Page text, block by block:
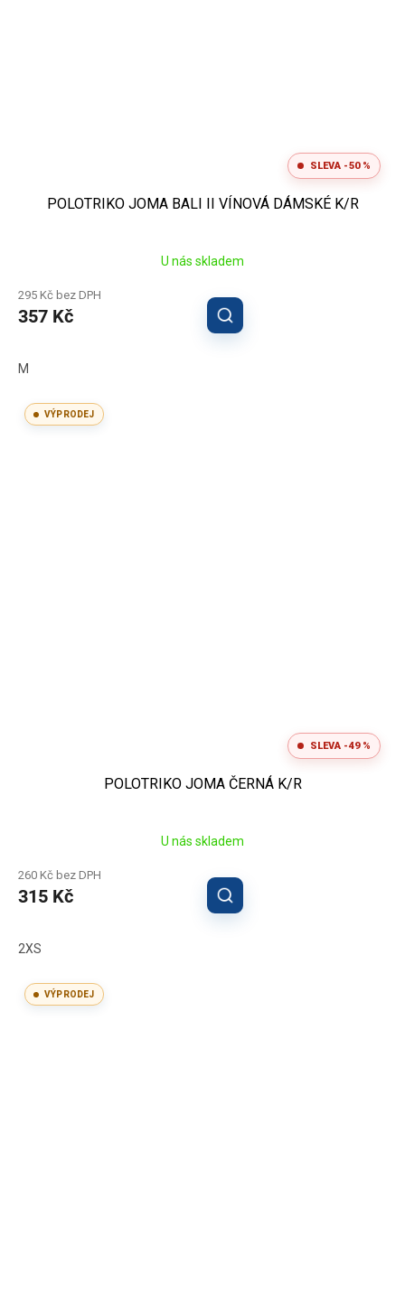
SLEVA -50 %
POLOTRIKO JOMA BALI II VÍNOVÁ DÁMSKÉ K/R
U nás skladem
295 Kč bez DPH
357 Kč
M
VÝPRODEJ
SLEVA -49 %
POLOTRIKO JOMA ČERNÁ K/R
U nás skladem
260 Kč bez DPH
315 Kč
2XS
VÝPRODEJ